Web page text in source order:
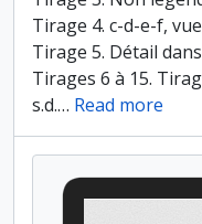
Tirage 4. c-d-e-f,
Tirage 5. Détail
Tirages 6 à 15.
s.d.… Read more